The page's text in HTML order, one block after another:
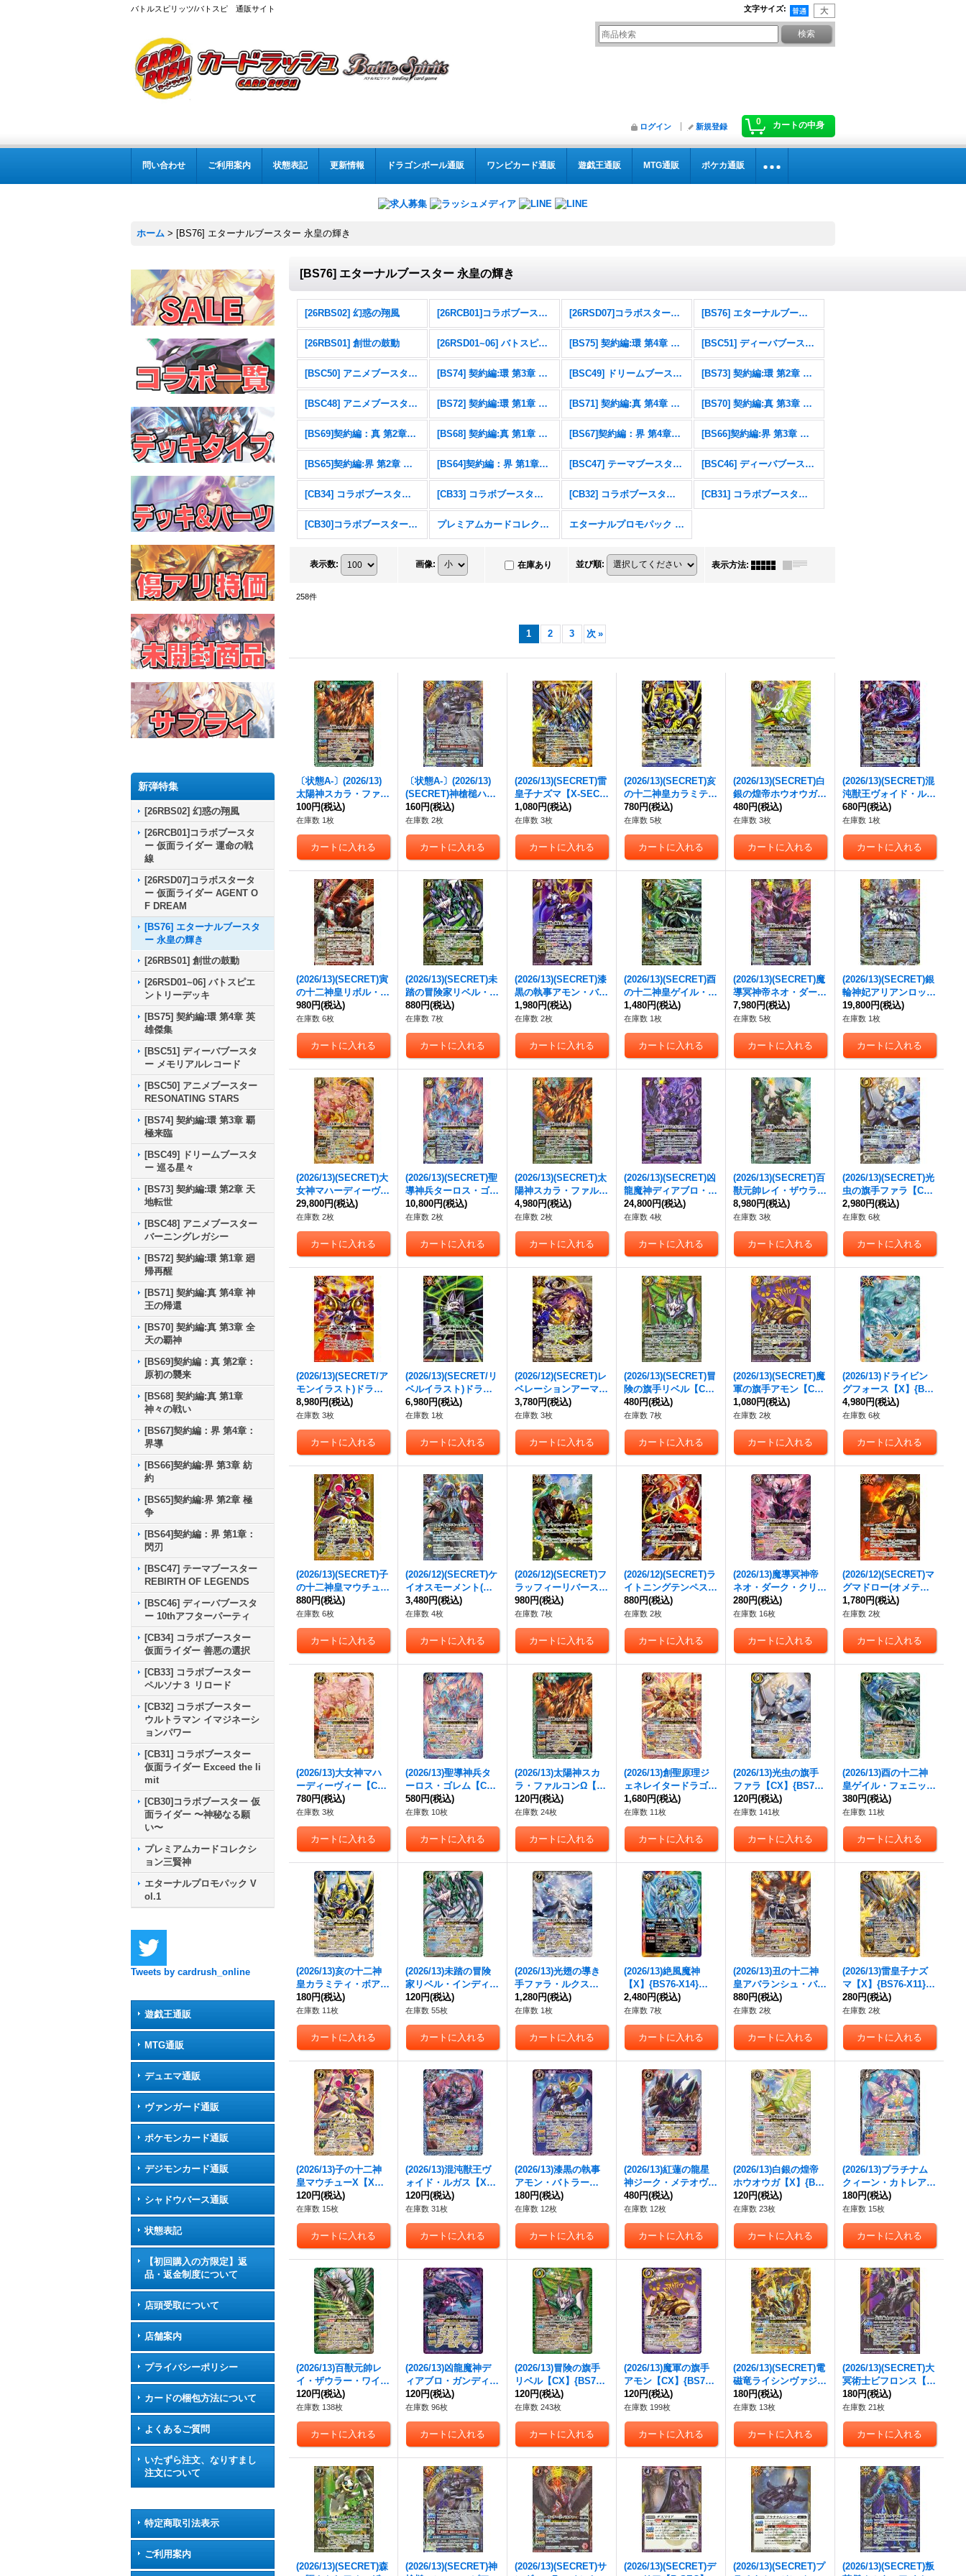
バトルスピリッツ/バトスピ 通販サイト 文字サイズ:
0 カートの中身
ログイン 新規登録
問い合わせ ご利用案内 状態表記 更新情報 ドラゴンボール通販 ワンピカード通販 遊戯王通販 MTG通販 ポケカ通販
ホーム > [BS76] エターナルブースター 永皇の輝き
新弾特集
[26RBS02] 幻惑の翔風
[26RCB01]コラボブースタ
ー 仮面ライダー 運命の戦
線
[26RSD07]コラボスタータ
ー 仮面ライダー AGENT O
F DREAM
[BS76] エターナルブースタ
ー 永皇の輝き
[26RBS01] 創世の鼓動
[26RSD01~06] バトスピエ
ントリーデッキ
[BS75] 契約編:環 第4章 英
雄傑集
[BSC51] ディーバブースタ
ー メモリアルレコード
[BSC50] アニメブースター
RESONATING STARS
[BS74] 契約編:環 第3章 覇
極来臨
[BSC49] ドリームブースタ
ー 巡る星々
[BS73] 契約編:環 第2章 天
地転世
[BSC48] アニメブースター
バーニングレガシー
[BS72] 契約編:環 第1章 廻
帰再醒
[BS71] 契約編:真 第4章 神
王の帰還
[BS70] 契約編:真 第3章 全
天の覇神
[BS69]契約編：真 第2章：
原初の襲来
[BS68] 契約編:真 第1章
神々の戦い
[BS67]契約編：界 第4章：
界導
[BS66]契約編:界 第3章 紡
約
[BS65]契約編:界 第2章 極
争
[BS64]契約編：界 第1章：
閃刃
[BSC47] テーマブースター
REBIRTH OF LEGENDS
[BSC46] ディーバブースタ
ー 10thアフターパーティ
[CB34] コラボブースター
仮面ライダー 善悪の選択
[CB33] コラボブースター
ペルソナ３ リロード
[CB32] コラボブースター
ウルトラマン イマジネーシ
ョンパワー
[CB31] コラボブースター
仮面ライダー Exceed the li
mit
[CB30]コラボブースター 仮
面ライダー 〜神秘なる願
い〜
プレミアムカードコレクシ
ョン三賢神
エターナルプロモパック V
ol.1
Tweets by cardrush_online
遊戯王通販
MTG通販
デュエマ通販
ヴァンガード通販
ポケモンカード通販
デジモンカード通販
シャドウバース通販
状態表記
【初回購入の方限定】返
品・返金制度について
店頭受取について
店舗案内
プライバシーポリシー
カードの梱包方法について
よくあるご質問
いたずら注文、なりすまし
注文について
特定商取引法表示
ご利用案内
[BS76] エターナルブースター 永皇の輝き
[26RBS02] 幻惑の翔風 [26RCB01]コラボブースター 仮面ライダー 運命の戦線 [26RSD07]コラボスターター 仮面ライダー AGENT OF DREAM [BS76] エターナルブースター 永皇の輝き
[26RBS01] 創世の鼓動 [26RSD01~06] バトスピエントリーデッキ [BS75] 契約編:環 第4章 英雄傑集 [BSC51] ディーバブースター メモリアルレコード
[BSC50] アニメブースター RESONATING STARS [BS74] 契約編:環 第3章 覇極来臨 [BSC49] ドリームブースター 巡る星々 [BS73] 契約編:環 第2章 天地転世
[BSC48] アニメブースター バーニングレガシー [BS72] 契約編:環 第1章 廻帰再醒 [BS71] 契約編:真 第4章 神王の帰還 [BS70] 契約編:真 第3章 全天の覇神
[BS69]契約編：真 第2章：原初の襲来 [BS68] 契約編:真 第1章 神々の戦い [BS67]契約編：界 第4章：界導 [BS66]契約編:界 第3章 紡約
[BS65]契約編:界 第2章 極争 [BS64]契約編：界 第1章：閃刃 [BSC47] テーマブースター REBIRTH OF LEGENDS [BSC46] ディーバブースター 10thアフターパーティ
[CB34] コラボブースター 仮面ライダー 善悪の選択 [CB33] コラボブースター ペルソナ３ リロード [CB32] コラボブースター ウルトラマン イマジネーションパワー [CB31] コラボブースター 仮面ライダー Exceed the limit
[CB30]コラボブースター 仮面ライダー 〜神秘なる願い〜 プレミアムカードコレクション三賢神 エターナルプロモパック Vol.1
表示数: 画像: 在庫あり 並び順: 表示方法:
258件
1 2 3 次 »
〔状態A-〕(2026/13)
太陽神スカラ・ファル
コンΩ【CP】{BS76-C
P03}《緑》
100円(税込)
在庫数 1枚
〔状態A-〕(2026/13)
(SECRET)神槍槌ハン
マースピア【R-SEC】
{BS76-068}《青》
160円(税込)
在庫数 2枚
(2026/13)(SECRET)雷
皇子ナズマ【X-SEC】
{BS76-X11}《黄》
1,080円(税込)
在庫数 3枚
(2026/13)(SECRET)亥
の十二神皇カラミテ
ィ・ボアX【X-SEC】
{BS76-X12}《青》
780円(税込)
在庫数 5枚
(2026/13)(SECRET)白
銀の煌帝ホウオウガ
【X-SEC】{BS76-X0
9}《白》
480円(税込)
在庫数 3枚
(2026/13)(SECRET)混
沌獣王ヴォイド・ルガ
ス【X-SEC】{BS76-X
13}《青》
680円(税込)
在庫数 1枚
(2026/13)(SECRET)寅
の十二神皇リボル・テ
ィーガX【X-SEC】{B
S76-X02}《赤》
980円(税込)
在庫数 6枚
(2026/13)(SECRET)未
踏の冒険家リベル・イ
ンディー【X-SEC】
{BS76-X05}《緑》
880円(税込)
在庫数 7枚
(2026/13)(SECRET)漆
黒の執事アモン・バト
ラー【X-SEC】{BS76
-X04}《紫》
1,980円(税込)
在庫数 2枚
(2026/13)(SECRET)酉
の十二神皇ゲイル・フ
ェニックスX【X-SE
C】{BS76-X06}《緑》
1,480円(税込)
在庫数 1枚
(2026/13)(SECRET)魔
導冥神帝ネオ・ダー
ク・クリュメノス【C
P-SEC】{BS76-CP02}
《紫》
7,980円(税込)
在庫数 5枚
(2026/13)(SECRET)銀
輪神妃アリアンロッ
ド・ティール【CP-SE
C】{BS76-CP04}
《白》
19,800円(税込)
在庫数 1枚
(2026/13)(SECRET)大
女神マハーディーヴィ
ー【CP-SEC】{BS76-
CP05}《黄》
29,800円(税込)
在庫数 2枚
(2026/13)(SECRET)聖
導神兵ターロス・ゴレ
ム【CP-SEC】{BS76-
CP06}《青》
10,800円(税込)
在庫数 2枚
(2026/13)(SECRET)太
陽神スカラ・ファルコ
ンΩ【CP-SEC】{BS7
6-CP03}《緑》
4,980円(税込)
在庫数 2枚
(2026/13)(SECRET)凶
龍魔神ディアブロ・ガ
ンディノス【AX-SE
C】{BS76-AX01}
《紫》
24,800円(税込)
在庫数 4枚
(2026/13)(SECRET)百
獣元帥レイ・ザウラ
ー・ワイルズ【AX-SE
C】{BS76-AX02}
《緑》
8,980円(税込)
在庫数 3枚
(2026/13)(SECRET)光
虫の旗手ファラ【CX-
SEC】{BS76-CX03}
《白》
2,980円(税込)
在庫数 6枚
(2026/13)(SECRET/ア
モンイラスト)ドライ
ビングフォース【X-S
EC】{BS76-X15}
《多》
8,980円(税込)
在庫数 3枚
(2026/13)(SECRET/リ
ベルイラスト)ドライ
ビングフォース【X-S
EC】{BS76-X15}
《多》
6,980円(税込)
在庫数 1枚
(2026/12)(SECRET)レ
ベレーションアーマー
(ミトライラスト/BS76
収録)【C-SEC】{BS7
4-083}《白》
3,780円(税込)
在庫数 3枚
(2026/13)(SECRET)冒
険の旗手リベル【CX-
SEC】{BS76-CX02}
《緑》
480円(税込)
在庫数 7枚
(2026/13)(SECRET)魔
軍の旗手アモン【CX-
SEC】{BS76-CX01}
《紫》
1,080円(税込)
在庫数 2枚
(2026/13)ドライビン
グフォース【X】{BS7
6-X15}《多》
4,980円(税込)
在庫数 6枚
(2026/13)(SECRET)子
の十二神皇マウチュー
X【X-SEC】{BS76-X
10}《黄》
880円(税込)
在庫数 6枚
(2026/12)(SECRET)ケ
イオスモーメント(ケ
イオス&ニュクスイラ
スト/BS76収録)【C-S
EC】{BS75-085}
《青》
3,480円(税込)
在庫数 4枚
(2026/12)(SECRET)フ
ラッフィーリバース
(ユムカアシュイラス
ト/BS76収録)【C-SE
C】{BS73-076}《緑》
980円(税込)
在庫数 7枚
(2026/12)(SECRET)ラ
イトニングテンペスト
(インドライラスト/BS
76収録)【C-SEC】{B
S75-083}《黄》
880円(税込)
在庫数 2枚
(2026/13)魔導冥神帝
ネオ・ダーク・クリュ
メノス【CP】{BS76-
CP02}《紫》
280円(税込)
在庫数 16枚
(2026/12)(SECRET)マ
グマドロー(オメテオ
トルイラスト/BS76収
録)【C-SEC】{BS74-0
76}《赤》
1,780円(税込)
在庫数 2枚
(2026/13)大女神マハ
ーディーヴィー【C
P】{BS76-CP05}
《黄》
780円(税込)
在庫数 3枚
(2026/13)聖導神兵タ
ーロス・ゴレム【C
P】{BS76-CP06}
《青》
580円(税込)
在庫数 10枚
(2026/13)太陽神スカ
ラ・ファルコンΩ【C
P】{BS76-CP03}
《緑》
120円(税込)
在庫数 24枚
(2026/13)創聖原理ジ
ェネレイタードラゴ
ン・梵【CP】{BS76-
CP01}《赤》
1,680円(税込)
在庫数 11枚
(2026/13)光虫の旗手
ファラ【CX】{BS76-
CX03}《白》
120円(税込)
在庫数 141枚
(2026/13)酉の十二神
皇ゲイル・フェニック
スX【X】{BS76-X06}
《緑》
380円(税込)
在庫数 11枚
(2026/13)亥の十二神
皇カラミティ・ボアX
【X】{BS76-X12}
《青》
180円(税込)
在庫数 11枚
(2026/13)未踏の冒険
家リベル・インディー
【X】{BS76-X05}
《緑》
120円(税込)
在庫数 55枚
(2026/13)光翅の導き
手ファラ・ルクス
【X】{BS76-X07}
《白》
1,280円(税込)
在庫数 1枚
(2026/13)絶風魔神
【X】{BS76-X14}
《多》
2,480円(税込)
在庫数 7枚
(2026/13)丑の十二神
皇アバランシュ・バイ
ソンX【X】{BS76-X0
8}《白》
880円(税込)
在庫数 2枚
(2026/13)雷皇子ナズ
マ【X】{BS76-X11}
《黄》
280円(税込)
在庫数 2枚
(2026/13)子の十二神
皇マウチューX【X】
{BS76-X10}《黄》
120円(税込)
在庫数 15枚
(2026/13)混沌獣王ヴ
ォイド・ルガス【X】
{BS76-X13}《青》
120円(税込)
在庫数 31枚
(2026/13)漆黒の執事
アモン・バトラー
【X】{BS76-X04}
《紫》
180円(税込)
在庫数 12枚
(2026/13)紅蓮の龍星
神ジーク・メテオヴル
ム【X】{BS76-X01}
《赤》
480円(税込)
在庫数 12枚
(2026/13)白銀の煌帝
ホウオウガ【X】{BS7
6-X09}《白》
120円(税込)
在庫数 23枚
(2026/13)プラチナム
クィーン・カトレア
【AX】{BS76-AX03}
《白》
180円(税込)
在庫数 15枚
(2026/13)百獣元帥レ
イ・ザウラー・ワイル
ズ【AX】{BS76-AX0
2}《緑》
120円(税込)
在庫数 138枚
(2026/13)凶龍魔神デ
ィアブロ・ガンディノ
ス【AX】{BS76-AX0
1}《紫》
120円(税込)
在庫数 96枚
(2026/13)冒険の旗手
リベル【CX】{BS76-
CX02}《緑》
120円(税込)
在庫数 243枚
(2026/13)魔軍の旗手
アモン【CX】{BS76-
CX01}《紫》
120円(税込)
在庫数 199枚
(2026/13)(SECRET)電
磁竜ライシンヴァジュ
ドラ【M-SEC】{BS76
-050}《黄》
180円(税込)
在庫数 13枚
(2026/13)(SECRET)大
冥術士ビフロンス【M
-SEC】{BS76-012}
《紫》
180円(税込)
在庫数 21枚
(2026/13)(SECRET)森
(2026/13)(SECRET)神
(2026/13)(SECRET)サ
(2026/13)(SECRET)デ
(2026/13)(SECRET)プ
(2026/13)(SECRET)叛